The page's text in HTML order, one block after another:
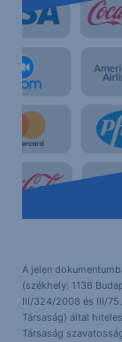
A jelen
(székhely: 1138
III/324/2008 és III/
Társaság) által
Társaság